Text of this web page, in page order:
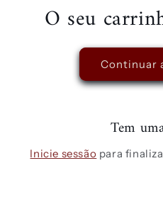
O seu
Continuar
Tem
Inicie sessão para